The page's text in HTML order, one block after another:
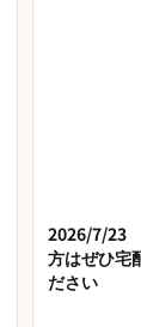
2026/7/23
方はぜひ宅
ださい